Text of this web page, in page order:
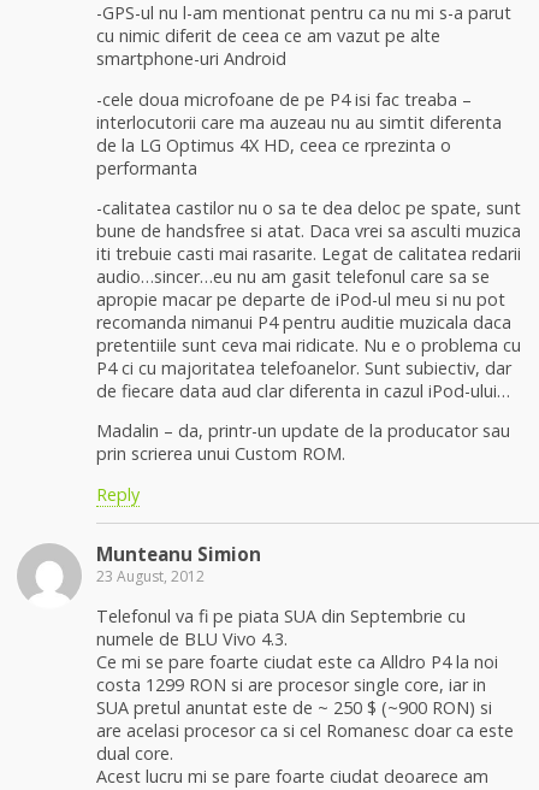
-GPS-ul nu l-am mentionat pentru ca nu mi s-a parut
cu nimic diferit de ceea ce am vazut pe alte
smartphone-uri Android
-cele doua microfoane de pe P4 isi fac treaba –
interlocutorii care ma auzeau nu au simtit diferenta
de la LG Optimus 4X HD, ceea ce rprezinta o
performanta
-calitatea castilor nu o sa te dea deloc pe spate, sunt
bune de handsfree si atat. Daca vrei sa asculti muzica
iti trebuie casti mai rasarite. Legat de calitatea redarii
audio…sincer…eu nu am gasit telefonul care sa se
apropie macar pe departe de iPod-ul meu si nu pot
recomanda nimanui P4 pentru auditie muzicala daca
pretentiile sunt ceva mai ridicate. Nu e o problema cu
P4 ci cu majoritatea telefoanelor. Sunt subiectiv, dar
de fiecare data aud clar diferenta in cazul iPod-ului…
Madalin – da, printr-un update de la producator sau
prin scrierea unui Custom ROM.
Reply
Munteanu Simion
23 August, 2012
Telefonul va fi pe piata SUA din Septembrie cu
numele de BLU Vivo 4.3.
Ce mi se pare foarte ciudat este ca Alldro P4 la noi
costa 1299 RON si are procesor single core, iar in
SUA pretul anuntat este de ~ 250 $ (~900 RON) si
are acelasi procesor ca si cel Romanesc doar ca este
dual core.
Acest lucru mi se pare foarte ciudat deoarece am